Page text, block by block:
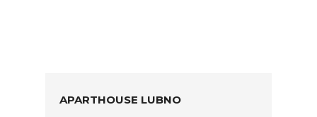
APARTHOUSE LUBNO